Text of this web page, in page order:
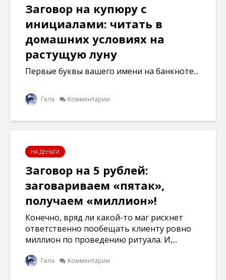
Заговор на купюру с
инициалами: читать в
домашних условиях на
растущую луну
Первые буквы вашего имени на банкноте...
Гела Комментарии
НА ДЕНЬГИ
Заговор на 5 рублей:
заговариваем «пятак»,
получаем «миллион»!
Конечно, вряд ли какой-то маг рискнет
ответственно пообещать клиенту ровно
миллион по проведению ритуала. И,...
Гела Комментарии